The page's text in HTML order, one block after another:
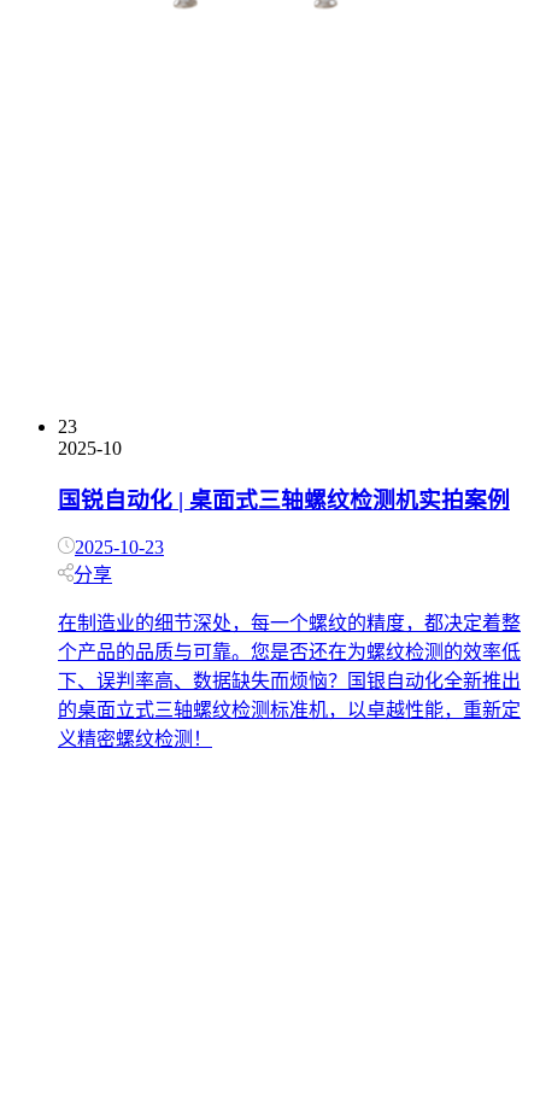
23
2025-10
国锐自动化 | 桌面式三轴螺纹检测机实拍案例
2025-10-23
分享
在制造业的细节深处，每一个螺纹的精度，都决定着整
个产品的品质与可靠。您是否还在为螺纹检测的效率低
下、误判率高、数据缺失而烦恼？国银自动化全新推出
的桌面立式三轴螺纹检测标准机，以卓越性能，重新定
义精密螺纹检测！